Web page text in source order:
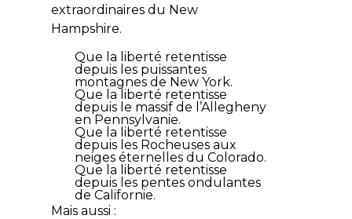
extraordinaires du New
Hampshire.
Que la liberté retentisse
depuis les puissantes
montagnes de New York.
Que la liberté retentisse
depuis le massif de l’Allegheny
en Pennsylvanie.
Que la liberté retentisse
depuis les Rocheuses aux
neiges éternelles du Colorado.
Que la liberté retentisse
depuis les pentes ondulantes
de Californie.
Mais aussi :